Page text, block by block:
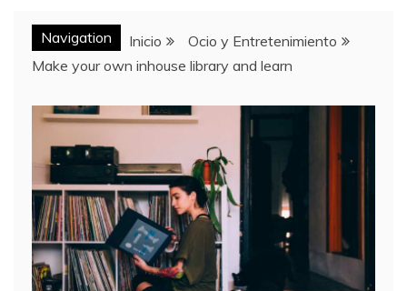
Navigation Inicio
Ocio y Entretenimiento
Make your own inhouse library and learn